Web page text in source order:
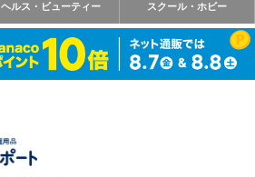
ヘルス・ビューティー スクール・ホビー